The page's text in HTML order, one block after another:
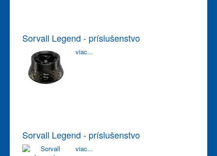
Sorvall Legend - príslušenstvo
viac...
Sorvall Legend - príslušenstvo
viac...